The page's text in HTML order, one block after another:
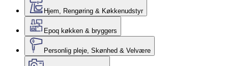
Hjem, Rengøring & Køkkenudstyr
Epoq køkken & bryggers
Personlig pleje, Skønhed & Velvære